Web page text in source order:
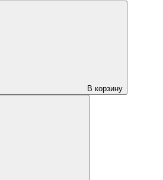
В корзину